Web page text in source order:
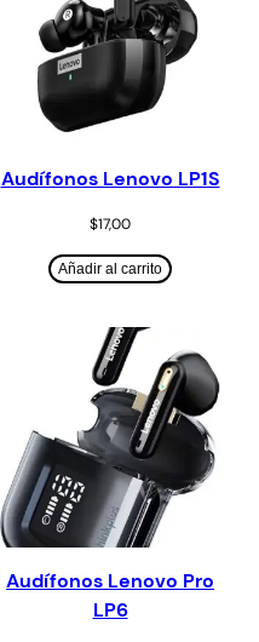
Audífonos Lenovo LP1S
$17,00
Añadir al carrito
Audífonos Lenovo Pro
LP6